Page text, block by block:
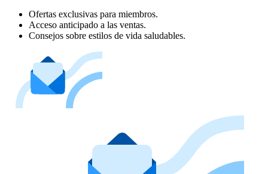
Ofertas exclusivas para miembros.
Acceso anticipado a las ventas.
Consejos sobre estilos de vida saludables.